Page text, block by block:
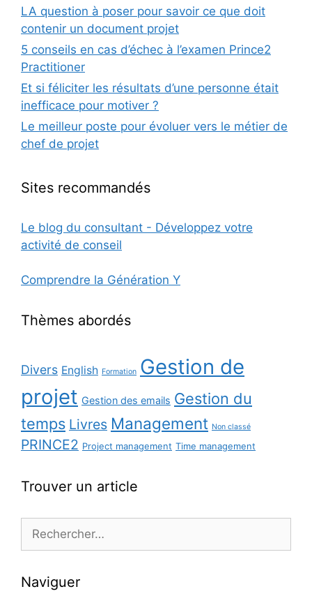
LA question à poser pour savoir ce que doit
contenir un document projet
5 conseils en cas d’échec à l’examen Prince2
Practitioner
Et si féliciter les résultats d’une personne était
inefficace pour motiver ?
Le meilleur poste pour évoluer vers le métier de
chef de projet
Sites recommandés
Le blog du consultant - Développez votre
activité de conseil
Comprendre la Génération Y
Thèmes abordés
Divers English Formation Gestion de
projet Gestion des emails Gestion du
temps Livres Management Non classé
PRINCE2 Project management Time management
Trouver un article
Naviguer